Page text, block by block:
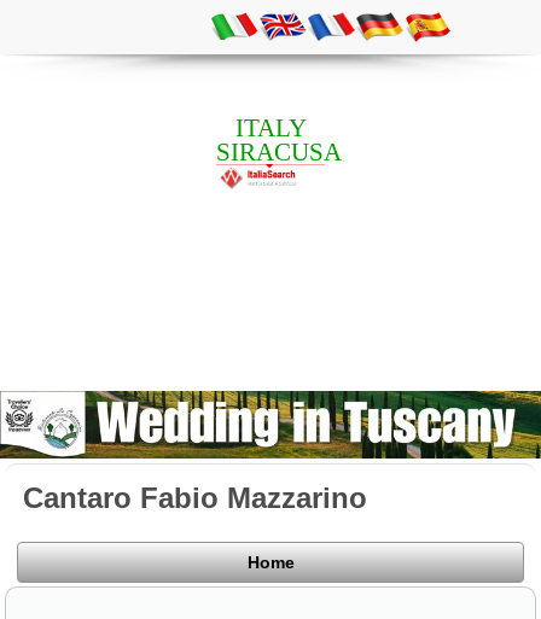
ITALY
SIRACUSA
Cantaro Fabio Mazzarino
Home